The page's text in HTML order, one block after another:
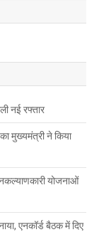
नई रफ्तार
मुख्यमंत्री ने किया
योजनाओं
एनकॉर्ड बैठक में दिए